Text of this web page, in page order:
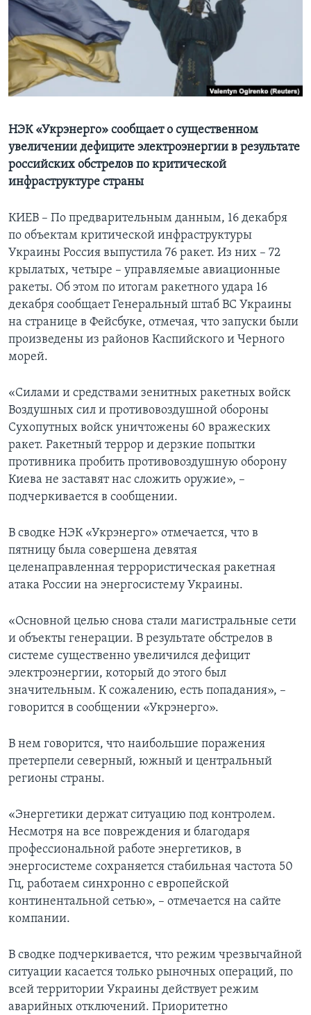
Learning English
СОЦИАЛЬНЫЕ СЕТИ
Языки
НЭК «Укрэнерго» сообщает о существенном
увеличении дефиците электроэнергии в результате
российских обстрелов по критической
инфраструктуре страны
КИЕВ – По предварительным данным, 16 декабря
по объектам критической инфраструктуры
Украины Россия выпустила 76 ракет. Из них – 72
крылатых, четыре – управляемые авиационные
ракеты. Об этом по итогам ракетного удара 16
декабря сообщает Генеральный штаб ВС Украины
на странице в Фейсбуке, отмечая, что запуски были
произведены из районов Каспийского и Черного
морей.
«Силами и средствами зенитных ракетных войск
Воздушных сил и противовоздушной обороны
Сухопутных войск уничтожены 60 вражеских
ракет. Ракетный террор и дерзкие попытки
противника пробить противовоздушную оборону
Киева не заставят нас сложить оружие», –
подчеркивается в сообщении.
В сводке НЭК «Укрэнерго» отмечается, что в
пятницу была совершена девятая
целенаправленная террористическая ракетная
атака России на энергосистему Украины.
«Основной целью снова стали магистральные сети
и объекты генерации. В результате обстрелов в
системе существенно увеличился дефицит
электроэнергии, который до этого был
значительным. К сожалению, есть попадания», –
говорится в сообщении «Укрэнерго».
В нем говорится, что наибольшие поражения
претерпели северный, южный и центральный
регионы страны.
«Энергетики держат ситуацию под контролем.
Несмотря на все повреждения и благодаря
профессиональной работе энергетиков, в
энергосистеме сохраняется стабильная частота 50
Гц, работаем синхронно с европейской
континентальной сетью», – отмечается на сайте
компании.
В сводке подчеркивается, что режим чрезвычайной
ситуации касается только рыночных операций, по
всей территории Украины действует режим
аварийных отключений. Приоритетно